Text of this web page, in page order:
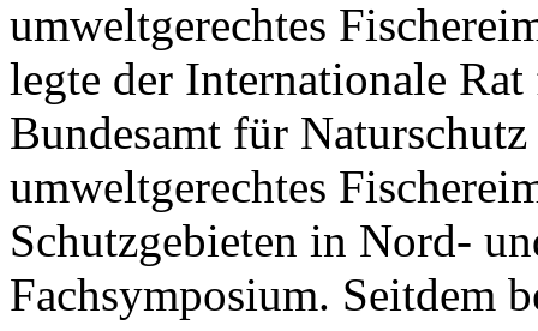
umweltgerechtes
legte der Internationale
Bundesamt für
umweltgerechtes
Schutzgebieten in Nord-
Fachsymposium. Seitdem